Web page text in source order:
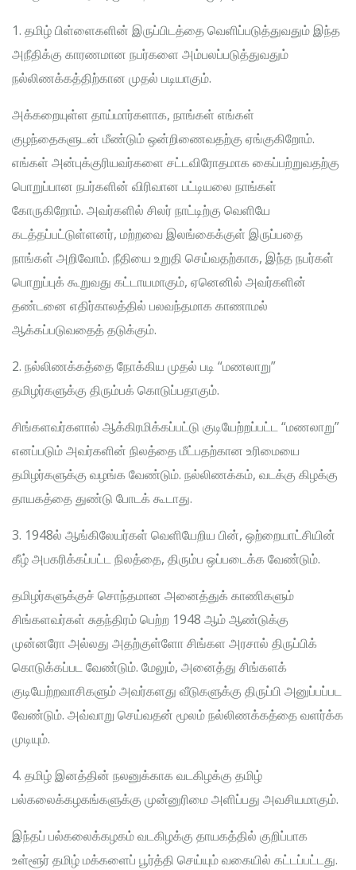
1. தமிழ் பிள்ளைகளின் இருப்பிடத்தை வெளிப்படுத்துவதும் இந்த
அநீதிக்கு காரணமான நபர்களை அம்பலப்படுத்துவதும்
நல்லிணக்கத்திற்கான முதல் படியாகும்.
அக்கறையுள்ள தாய்மார்களாக, நாங்கள் எங்கள்
குழந்தைகளுடன் மீண்டும் ஒன்றிணைவதற்கு ஏங்குகிறோம்.
எங்கள் அன்புக்குரியவர்களை சட்டவிரோதமாக கைப்பற்றுவதற்கு
பொறுப்பான நபர்களின் விரிவான பட்டியலை நாங்கள்
கோருகிறோம். அவர்களில் சிலர் நாட்டிற்கு வெளியே
கடத்தப்பட்டுள்ளனர், மற்றவை இலங்கைக்குள் இருப்பதை
நாங்கள் அறிவோம். நீதியை உறுதி செய்வதற்காக, இந்த நபர்கள்
பொறுப்புக் கூறுவது கட்டாயமாகும், ஏனெனில் அவர்களின்
தண்டனை எதிர்காலத்தில் பலவந்தமாக காணாமல்
ஆக்கப்படுவதைத் தடுக்கும்.
2. நல்லிணக்கத்தை நோக்கிய முதல் படி “மணலாறு”
தமிழர்களுக்கு திரும்பக் கொடுப்பதாகும்.
சிங்களவர்களால் ஆக்கிரமிக்கப்பட்டு குடியேற்றப்பட்ட “மணலாறு”
எனப்படும் அவர்களின் நிலத்தை மீட்பதற்கான உரிமையை
தமிழர்களுக்கு வழங்க வேண்டும். நல்லிணக்கம், வடக்கு கிழக்கு
தாயகத்தை துண்டு போடக் கூடாது.
3. 1948ல் ஆங்கிலேயர்கள் வெளியேறிய பின், ஒற்றையாட்சியின்
கீழ் அபகரிக்கப்பட்ட நிலத்தை, திரும்ப ஒப்படைக்க வேண்டும்.
தமிழர்களுக்குச் சொந்தமான அனைத்துக் காணிகளும்
சிங்களவர்கள் சுதந்திரம் பெற்ற 1948 ஆம் ஆண்டுக்கு
முன்னரோ அல்லது அதற்குள்ளோ சிங்கள அரசால் திருப்பிக்
கொடுக்கப்பட வேண்டும். மேலும், அனைத்து சிங்களக்
குடியேற்றவாசிகளும் அவர்களது வீடுகளுக்கு திருப்பி அனுப்பப்பட
வேண்டும். அவ்வாறு செய்வதன் மூலம் நல்லிணக்கத்தை வளர்க்க
முடியும்.
4. தமிழ் இனத்தின் நலனுக்காக வடகிழக்கு தமிழ்
பல்கலைக்கழகங்களுக்கு முன்னுரிமை அளிப்பது அவசியமாகும்.
இந்தப் பல்கலைக்கழகம் வடகிழக்கு தாயகத்தில் குறிப்பாக
உள்ளூர் தமிழ் மக்களைப் பூர்த்தி செய்யும் வகையில் கட்டப்பட்டது.